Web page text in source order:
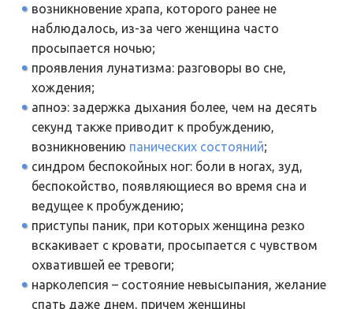
возникновение храпа, которого ранее не
наблюдалось, из-за чего женщина часто
просыпается ночью;
проявления лунатизма: разговоры во сне,
хождения;
апноэ: задержка дыхания более, чем на десять
секунд также приводит к пробуждению,
возникновению панических состояний;
синдром беспокойных ног: боли в ногах, зуд,
беспокойство, появляющиеся во время сна и
ведущее к пробуждению;
приступы паник, при которых женщина резко
вскакивает с кровати, просыпается с чувством
охватившей ее тревоги;
нарколепсия – состояние невысыпания, желание
спать даже днем, причем женщины